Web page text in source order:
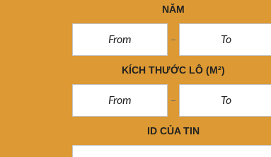
NĂM
KÍCH THƯỚC LÔ (M²)
ID CỦA TIN